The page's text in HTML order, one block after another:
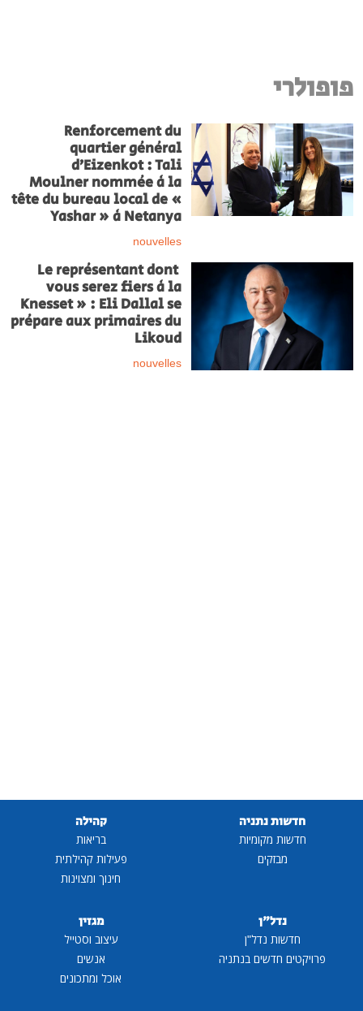
פופולרי
Renforcement du
quartier général
d’Eizenkot : Tali
Moulner nommée à la
tête du bureau local de «
Yashar » à Netanya
nouvelles
Le représentant dont
vous serez fiers à la
Knesset » : Eli Dallal se
prépare aux primaires du
Likoud
nouvelles
חדשות נתניה
חדשות מקומיות
מבזקים
קהילה
בריאות
פעילות קהילתית
חינוך ומצוינות
נדל"ן
חדשות נדל"ן
פרויקטים חדשים בנתניה
מגזין
עיצוב וסטייל
אנשים
אוכל ומתכונים